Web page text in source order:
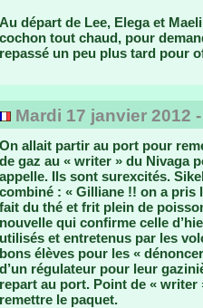
Au départ de Lee, Elega et
cochon tout chaud, pour
repassé un peu plus tard pour
Mardi 17 janvier 2012
On allait partir au port pour
de gaz au « writer » du Nivaga
appelle. Ils sont surexcités.
combiné : « Gilliane !! on a pris
fait du thé et frit plein de
nouvelle qui confirme celle
utilisés et entretenus par les
bons élèves pour les «
d’un régulateur pour leur
repart au port. Point de «
remettre le paquet.